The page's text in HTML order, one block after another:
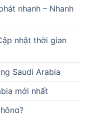
nhanh – Nhanh
nhật thời gian
Saudi Arabia
mới nhất